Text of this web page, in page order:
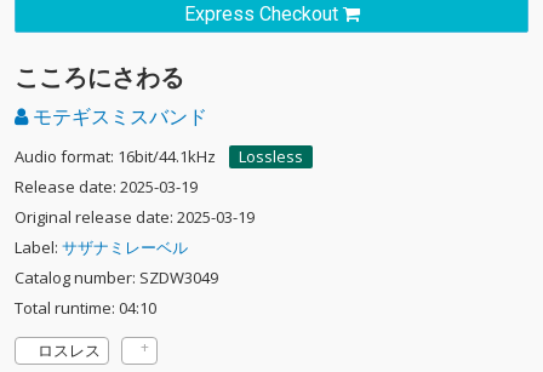
Express Checkout
こころにさわる
モテギスミスバンド
Audio format: 16bit/44.1kHz
Lossless
Release date: 2025-03-19
Original release date: 2025-03-19
Label: サザナミレーベル
Catalog number: SZDW3049
Total runtime: 04:10
ロスレス